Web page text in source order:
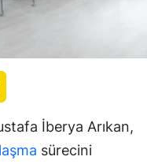
İberya Arıkan,
sürecini